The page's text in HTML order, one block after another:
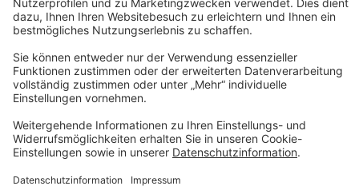
Service-Hotline
Shop Service
Informationen